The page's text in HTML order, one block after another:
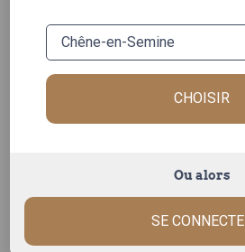
CHOISIR
Ou alors
SE